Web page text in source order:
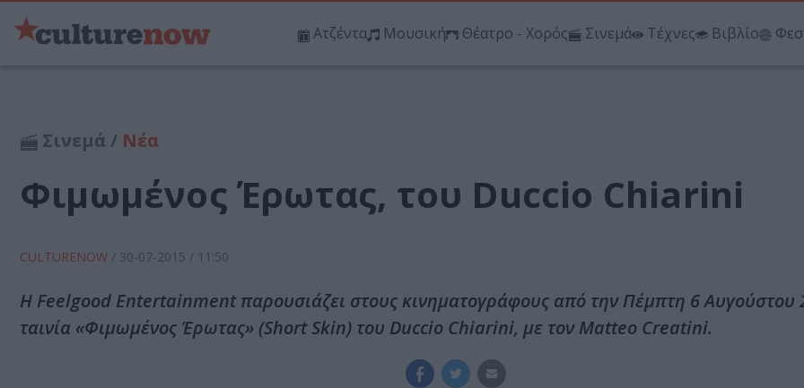
Ατζέντα Μουσική Θέατρο - Χορός Σινεμά Τέχνες Βιβλίο
Σινεμά / Νέα
Φιμωμένος Έρωτας, του Duccio Chiarini
CULTURENOW / 30-07-2015 / 11:50
Η Feelgood Entertainment παρουσιάζει στους κινηματογράφους από την Πέμπτη 6 Αυγούστου
ταινία «Φιμωμένος Έρωτας» (Short Skin) του Duccio Chiarini, με τον Matteo Creatini.